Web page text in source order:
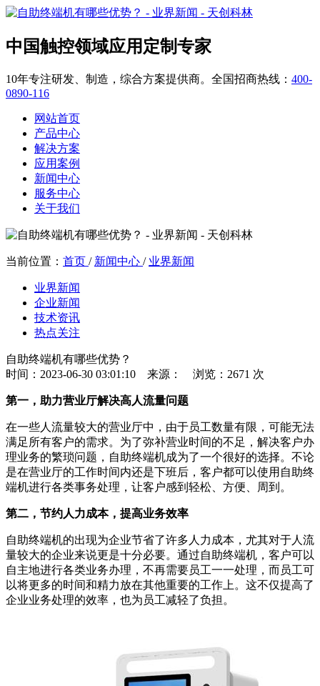
中国触控领域应用定制专家
10年专注研发、制造，综合方案提供商。全国招商热线： 400-
0890-116
网站首页
产品中心
解决方案
应用案例
新闻中心
服务中心
关于我们
当前位置： 首页 / 新闻中心 / 业界新闻
业界新闻
企业新闻
技术资讯
热点关注
自助终端机有哪些优势？
时间：2023-06-30 03:01:10
来源： 浏览：2671 次
第一，助力营业厅解决高人流量问题
在一些人流量较大的营业厅中，由于员工数量有限，可能无法
满足所有客户的需求。为了弥补营业时间的不足，解决客户办
理业务的繁琐问题，自助终端机成为了一个很好的选择。不论
是在营业厅的工作时间内还是下班后，客户都可以使用自助终
端机进行各类事务处理，让客户感到轻松、方便、周到。
第二，节约人力成本，提高业务效率
自助终端机的出现为企业节省了许多人力成本，尤其对于人流
量较大的企业来说更是十分必要。通过自助终端机，客户可以
自主地进行各类业务办理，不再需要员工一一处理，而员工可
以将更多的时间和精力放在其他重要的工作上。这不仅提高了
企业业务处理的效率，也为员工减轻了负担。